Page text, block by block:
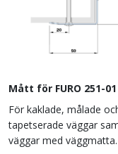
Mått för FURO 251-01
För kaklade, målade
tapetserade väggar
väggar med väggmatta.